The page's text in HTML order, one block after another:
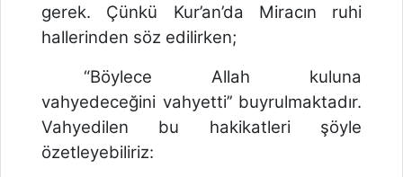
gerek. Çünkü Kur’an’da Miracın ruhi
hallerinden söz edilirken;
“Böylece Allah kuluna
vahyedeceğini vahyetti’’ buyrulmaktadır.
Vahyedilen bu hakikatleri şöyle
özetleyebiliriz: